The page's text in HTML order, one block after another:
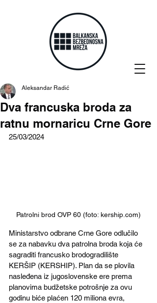
Dva francuska broda za
ratnu mornaricu Crne Gore
Aleksandar Radić
25/03/2024
Patrolni brod OVP 60 (foto: kership.com)
Ministarstvo odbrane Crne Gore odlučilo
se za nabavku dva patrolna broda koja će
sagraditi francusko brodogradilište
KERŠIP (KERSHIP). Plan da se plovila
nasleđena iz jugoslovenske ere prema
planovima budžetske potrošnje za ovu
godinu biće plaćen 120 miliona evra,